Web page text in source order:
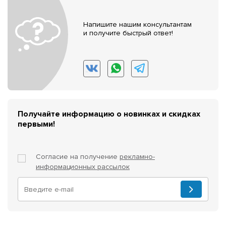
Напишите нашим консультантам
и получите быстрый ответ!
Получайте информацию о новинках и скидках
первыми!
Согласие на получение рекламно-
информационных рассылок